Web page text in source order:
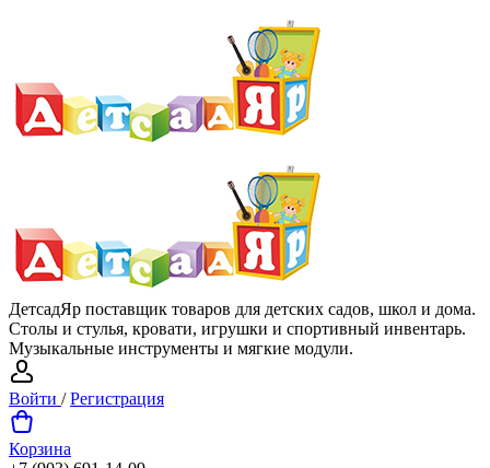
ДетсадЯр поставщик товаров для детских садов, школ и дома.
Столы и стулья, кровати, игрушки и спортивный инвентарь.
Музыкальные инструменты и мягкие модули.
Войти /Регистрация
Корзина